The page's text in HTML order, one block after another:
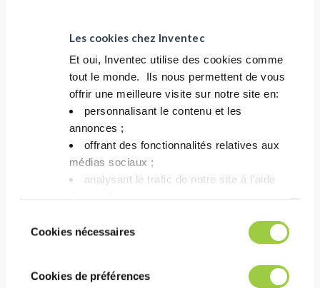
Les cookies chez Inventec
Et oui, Inventec utilise des cookies comme
tout le monde. ​ Ils nous permettent de vous
offrir une meilleure visite sur notre site en:​
personnalisant le contenu et les
annonces ;​
offrant des fonctionnalités relatives aux
médias sociaux ; ​
analysant le trafic de notre site à l’aide
refuser ou de les paramétrer.​ Pas de
panique, vous pourrez également modifier à
tout moment vos choix dans l'onglet Gérer
les cookies.​ ​ ​
duCookies nécessaires
Cookies de préférences
无清洁粘性助焊剂
倒装芯片、球体焊接和组件
返工
透明无色残渣&高粘度